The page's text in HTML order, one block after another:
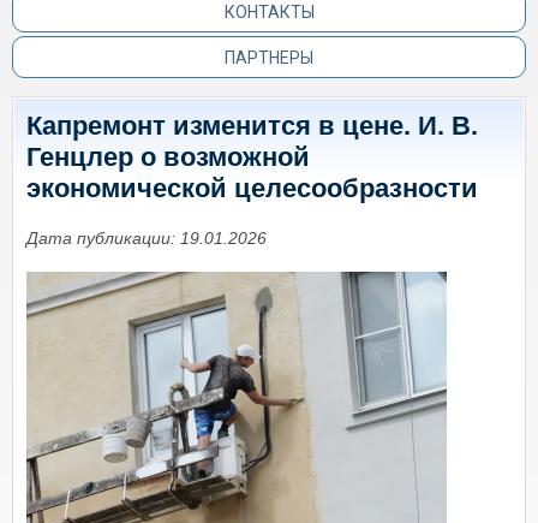
КОНТАКТЫ
ПАРТНЕРЫ
Капремонт изменится в цене. И. В.
Генцлер о возможной
экономической целесообразности
Дата публикации: 19.01.2026